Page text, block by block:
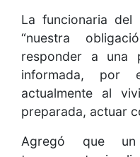
La funcionaria
“nuestra
responder a una
informada, por
actualmente al
preparada, actuar
Agregó que